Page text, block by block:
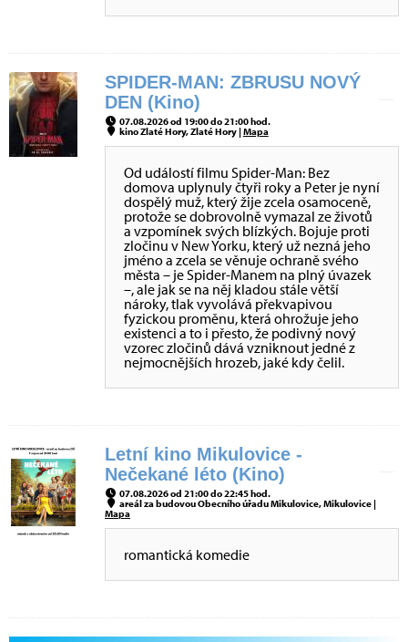
SPIDER-MAN: ZBRUSU NOVÝ
DEN (Kino)
07.08.2026 od 19:00 do 21:00 hod.
kino Zlaté Hory, Zlaté Hory |Mapa
Od událostí filmu Spider-Man: Bez
domova uplynuly čtyři roky a Peter je nyní
dospělý muž, který žije zcela osamoceně,
protože se dobrovolně vymazal ze životů
a vzpomínek svých blízkých. Bojuje proti
zločinu v New Yorku, který už nezná jeho
jméno a zcela se věnuje ochraně svého
města – je Spider-Manem na plný úvazek
–, ale jak se na něj kladou stále větší
nároky, tlak vyvolává překvapivou
fyzickou proměnu, která ohrožuje jeho
existenci a to i přesto, že podivný nový
vzorec zločinů dává vzniknout jedné z
nejmocnějších hrozeb, jaké kdy čelil.
Letní kino Mikulovice -
Nečekané léto (Kino)
07.08.2026 od 21:00 do 22:45 hod.
areál za budovou Obecního úřadu Mikulovice, Mikulovice |
Mapa
romantická komedie